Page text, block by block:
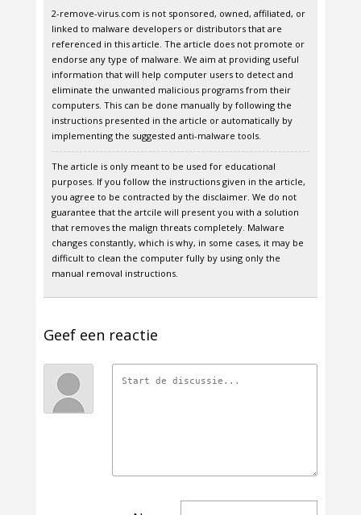
2-remove-virus.com is not sponsored, owned, affiliated, or
linked to malware developers or distributors that are
referenced in this article. The article does not promote or
endorse any type of malware. We aim at providing useful
information that will help computer users to detect and
eliminate the unwanted malicious programs from their
computers. This can be done manually by following the
instructions presented in the article or automatically by
implementing the suggested anti-malware tools.
The article is only meant to be used for educational
purposes. If you follow the instructions given in the article,
you agree to be contracted by the disclaimer. We do not
guarantee that the artcile will present you with a solution
that removes the malign threats completely. Malware
changes constantly, which is why, in some cases, it may be
difficult to clean the computer fully by using only the
manual removal instructions.
Geef een reactie